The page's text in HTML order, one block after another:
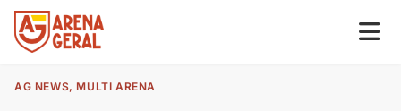
AG NEWS,MULTI ARENA